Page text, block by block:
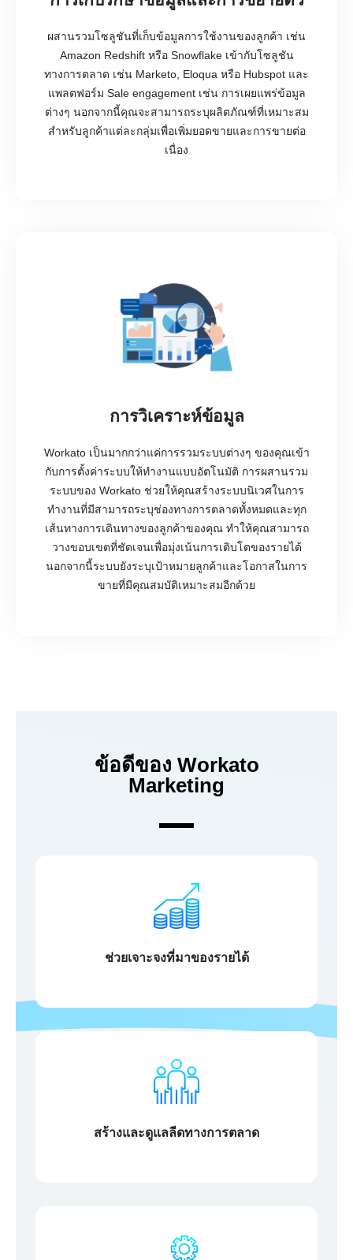
ผสานรวมโซลูชันที่เก็บข้อมูลการใช้งานของลูกค้า เช่น
Amazon Redshift หรือ Snowflake เข้ากับโซลูชัน
ทางการตลาด เช่น Marketo, Eloqua หรือ Hubspot และ
แพลตฟอร์ม Sale engagement เช่น การเผยแพร่ข้อมูล
ต่างๆ นอกจากนี้คุณจะสามารถระบุผลิตภัณฑ์ที่เหมาะสม
สำหรับลูกค้าแต่ละกลุ่มเพื่อเพิ่มยอดขายและการขายต่อ
เนื่อง
การวิเคราะห์ข้อมูล
Workato เป็นมากกว่าแค่การรวมระบบต่างๆ ของคุณเข้า
กับการตั้งค่าระบบให้ทำงานแบบอัตโนมัติ การผสานรวม
ระบบของ Workato ช่วยให้คุณสร้างระบบนิเวศในการ
ทำงานที่มีสามารถระบุช่องทางการตลาดทั้งหมดและทุก
เส้นทางการเดินทางของลูกค้าของคุณ ทำให้คุณสามารถ
วางขอบเขตที่ชัดเจนเพื่อมุ่งเน้นการเติบโตของรายได้
นอกจากนี้ระบบยังระบุเป้าหมายลูกค้าและโอกาสในการ
ขายที่มีคุณสมบัติเหมาะสมอีกด้วย
ข้อดีของ Workato
Marketing
ช่วยเจาะจงที่มาของรายได้
สร้างและดูแลลีดทางการตลาด